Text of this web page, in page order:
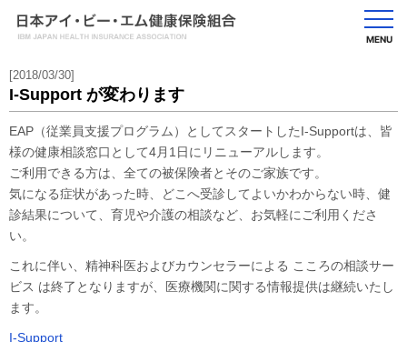
MENU
[2018/03/30]
I-Support が変わります
EAP（従業員支援プログラム）としてスタートしたI-Supportは、皆
様の健康相談窓口として4月1日にリニューアルします。
ご利用できる方は、全ての被保険者とそのご家族です。
気になる症状があった時、どこへ受診してよいかわからない時、健
診結果について、育児や介護の相談など、お気軽にご利用くださ
い。
これに伴い、精神科医およびカウンセラーによる こころの相談サー
ビス は終了となりますが、医療機関に関する情報提供は継続いたし
ます。
I-Support